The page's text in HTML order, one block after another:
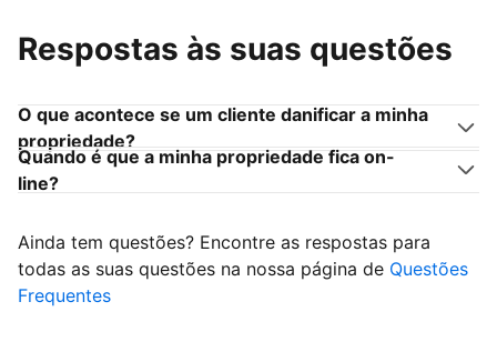
Respostas às suas questões
O que acontece se um cliente danificar a minha
propriedade?
Quando é que a minha propriedade fica on-
line?
Ainda tem questões? Encontre as respostas para
todas as suas questões na nossa página de Questões
Frequentes